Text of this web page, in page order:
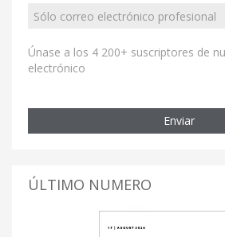
Únase a los 4 200+ suscriptores de
electrónico
Enviar
ÚLTIMO NUMERO